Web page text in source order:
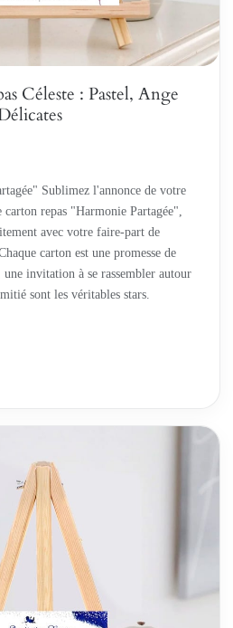
: Pastel, Ange
Sublimez l'annonce de votre
repas "Harmonie Partagée",
avec votre faire-part de
carton est une promesse de
invitation à se rassembler autour
sont les véritables stars.